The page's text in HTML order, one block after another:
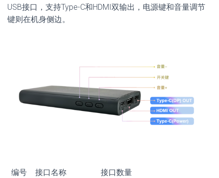
USB接口，支持Type-C和HDMI双输出，电源键和音量调节
键则在机身侧边。
编号 接口名称 接口数量